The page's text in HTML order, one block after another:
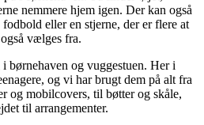
nemmere hjem igen. Der kan også
eller en stjerne, der er flere at
vælges fra.
og vuggestuen. Her i
og vi har brugt dem på alt fra
og mobilcovers, til bøtter og skåle,
til arrangementer.